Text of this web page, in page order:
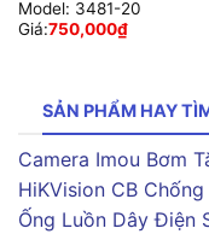
Model: 3481-20
Giá:750,000₫
SẢN PHẨM HAY
Camera Imou Bơm
HiKVision CB
Ống Luồn Dây Điện